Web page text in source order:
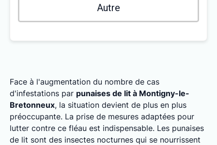
Autre
Face à l'augmentation du nombre de cas
d'infestations par punaises de lit à Montigny-le-
Bretonneux, la situation devient de plus en plus
préoccupante. La prise de mesures adaptées pour
lutter contre ce fléau est indispensable. Les punaises
de lit sont des insectes nocturnes qui se nourrissent